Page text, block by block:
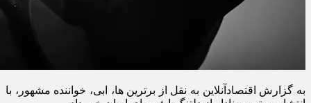
به گزارش اقتصادآنلاین به نقل از برترین ها، ابی، خواننده مشهور، با